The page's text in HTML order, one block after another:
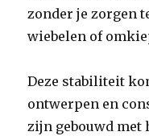
zonder je zorgen
wiebelen of
Deze stabiliteit
ontwerpen en
zijn gebouwd met